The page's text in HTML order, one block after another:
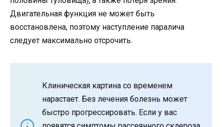
Двигательная функция не может быть
восстановлена, поэтому наступление паралича
следует максимально отсрочить.
Клиническая картина со временем
нарастает. Без лечения болезнь может
быстро прогрессировать. Если у вас